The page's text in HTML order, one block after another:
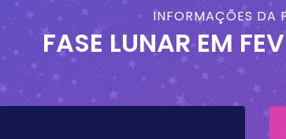
INFORMAÇÕES DA
FASE LUNAR EM